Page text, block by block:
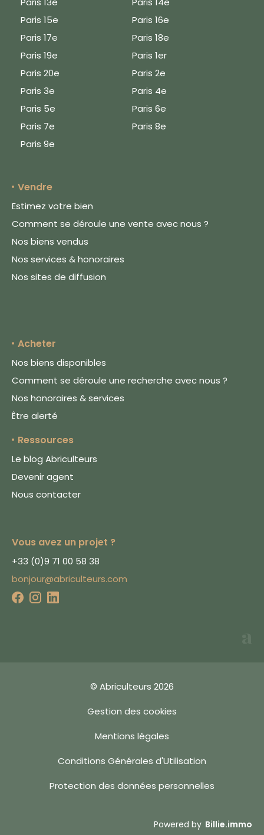
Le respect de votre vie privée
cookies afin de
mesurer l'audience
du site, proposer une
meilleure expérience
utilisateur et tester
que vous n'êtes pas
conditions énoncées
Vous pouvez modifier
cookies en cliquant
continuer sans
Paris 15e
Paris 16e
Paris 17e
Paris 18e
Paris 19e
Paris 1er
Paris 20e
Paris 2e
Paris 3e
Paris 4e
Paris 5e
Paris 6e
Paris 7e
Paris 8e
Paris 9e
Vendre
Estimez votre bien
Comment se déroule une vente avec nous ?
Nos biens vendus
Nos services & honoraires
Nos sites de diffusion
Acheter
Nos biens disponibles
Comment se déroule une recherche avec nous ?
Nos honoraires & services
Être alerté
Ressources
Le blog Abriculteurs
Devenir agent
Nous contacter
Vous avez un projet ?
+33 (0)9 71 00 58 38
bonjour@abriculteurs.com
© Abriculteurs 2026
Gestion des cookies
Mentions légales
Conditions Générales d'Utilisation
Protection des données personnelles
Powered by Billie.immo